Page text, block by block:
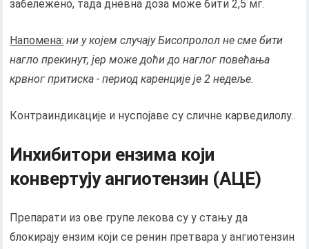
забележено, тада дневна доза може бити 2,5 мг.
Напомена: ни у којем случају Бисопролол не сме бити
нагло прекинут, јер може доћи до наглог повећања
крвног притиска - период каренције је 2 недеље.
Контраиндикације и нуспојаве су сличне карведилолу..
Инхибитори ензима који
конвертују ангиотензин (АЦЕ)
Препарати из ове групе лекова су у стању да
блокирају ензим који се ренин претвара у ангиотензин